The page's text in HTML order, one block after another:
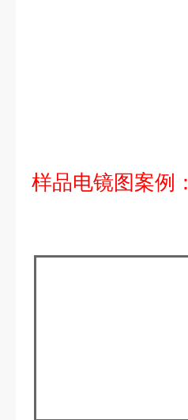
样品电镜图案例：